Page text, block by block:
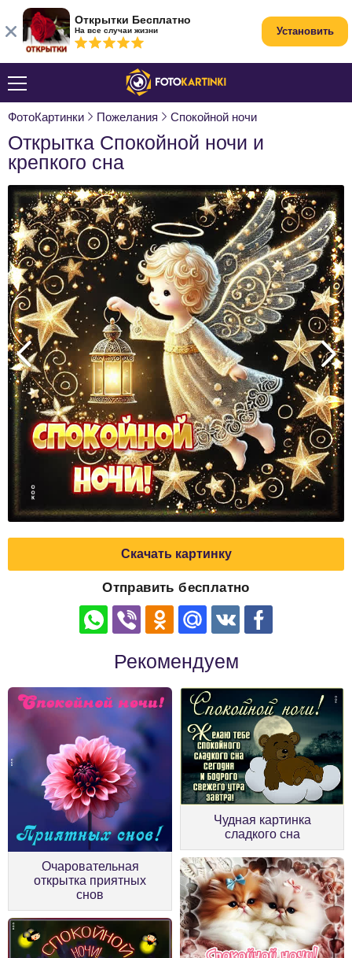
ФотоКартинки Пожелания Спокойной ночи
Открытка Спокойной ночи и
крепкого сна
Скачать картинку
Отправить бесплатно
Рекомендуем
Очаровательная
открытка приятных
снов
Чудная картинка
сладкого сна
Открытки Бесплатно
На все случаи жизни Установить